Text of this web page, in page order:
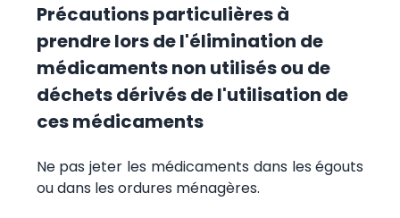
Précautions particulières à
prendre lors de l'élimination de
médicaments non utilisés ou de
déchets dérivés de l'utilisation de
ces médicaments
Ne pas jeter les médicaments dans les égouts
ou dans les ordures ménagères.